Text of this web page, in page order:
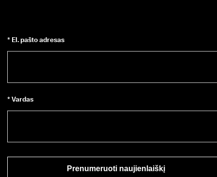
* El. pašto adresas
* Vardas
Prenumeruoti naujienlaiškį